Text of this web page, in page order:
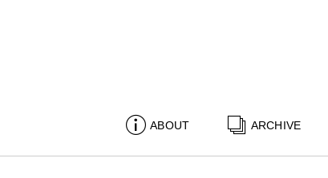
ABOUT ARCHIVE